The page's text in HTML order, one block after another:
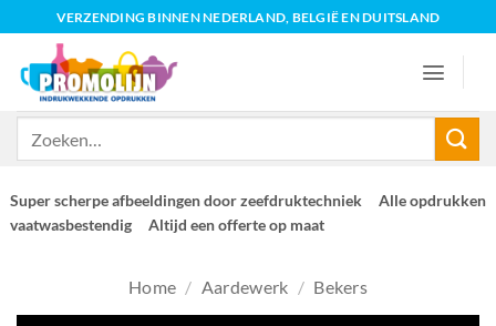
naar
inhoud
VERZENDING BINNEN NEDERLAND, BELGIË EN DUITSLAND
Super scherpe afbeeldingen door zeefdruktechniek Alle opdrukken
vaatwasbestendig Altijd een offerte op maat
Home / Aardewerk / Bekers